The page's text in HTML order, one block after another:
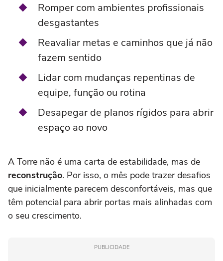
Romper com ambientes profissionais
desgastantes
Reavaliar metas e caminhos que já não
fazem sentido
Lidar com mudanças repentinas de
equipe, função ou rotina
Desapegar de planos rígidos para abrir
espaço ao novo
A Torre não é uma carta de estabilidade, mas de
reconstrução. Por isso, o mês pode trazer desafios
que inicialmente parecem desconfortáveis, mas que
têm potencial para abrir portas mais alinhadas com
o seu crescimento.
PUBLICIDADE